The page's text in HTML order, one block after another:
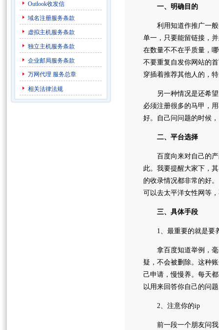
Outlook收发信
域名注册服务条款
虚拟主机服务条款
独立主机服务条款
企业邮局服务条款
万网代理 服务总章
相关法律法规
一、明确目的
利用知道作推广一般
单一，只要能留链接，
在数量不不在乎质量，
不要重复自发你网站的
穿插着推荐其他人的，
另一种情况是还希望
必须注册很多的马甲，
好。自己问问题的时候
二、平台选择
百度向来对自己的产
此。我要提醒大家下，
的收录情况都非常的好
可以去太平洋女性网等
三、具体手段
1、最重要的就是要
拿百度知道举例，毫
疑，不会被删除。这种
己申请，慢慢养。每天
以用来回答你自己的问
2、注意你的ip
前一段一个朋友问我